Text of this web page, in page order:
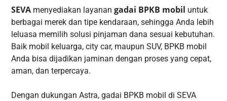
SEVA menyediakan layanan gadai BPKB mobil untuk
berbagai merek dan tipe kendaraan, sehingga Anda lebih
leluasa memilih solusi pinjaman dana sesuai kebutuhan.
Baik mobil keluarga, city car, maupun SUV, BPKB mobil
Anda bisa dijadikan jaminan dengan proses yang cepat,
aman, dan terpercaya.
Dengan dukungan Astra, gadai BPKB mobil di SEVA